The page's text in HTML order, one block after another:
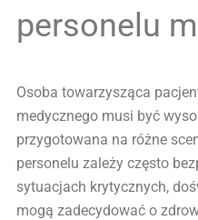
personelu
Osoba towarzysząca
medycznego musi być
przygotowana na różne
personelu zależy często
sytuacjach krytycznych,
mogą zadecydować o